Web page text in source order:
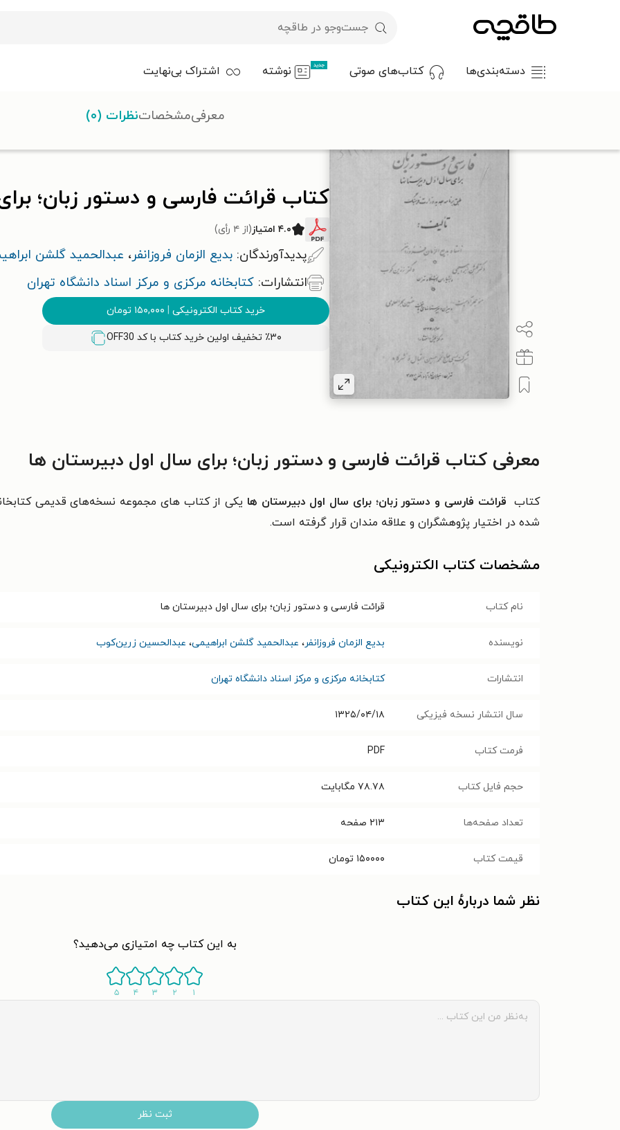
دسته‌بندی‌ها کتاب‌های صوتی جدید نوشته اشتراک بی‌نهایت
کتاب قرائت فارسی و دستور زبان؛
۴.۰ امتیاز (از ۴ رأی)
پدیدآورندگان: بدیع الزمان فروزانفر، عبدالحمید گلشن
انتشارات: کتابخانه مرکزی و مرکز اسناد دانشگاه تهران
خرید کتاب الکترونیکی | ۱۵۰,۰۰۰ تومان
٪۳۰ تخفیف اولین خرید کتاب با کد OFF30
معرفیمشخصاتنظرات (۰)
معرفی کتاب قرائت فارسی و دستور زبان؛ برای سال اول دبیرستان ها
کتاب قرائت فارسی و دستور زبان؛ برای سال اول دبیرستان ها یکی از کتاب های مجموعه نسخه‌های قدیمی
شده در اختیار پژوهشگران و علاقه مندان قرار گرفته است.
مشخصات کتاب الکترونیکی
نام کتاب قرائت فارسی و دستور زبان؛ برای سال اول دبیرستان ها
نویسنده بدیع الزمان فروزانفر، عبدالحمید گلشن ابراهیمی، عبدالحسین زرین‌کوب
انتشارات کتابخانه مرکزی و مرکز اسناد دانشگاه تهران
سال انتشار نسخه فیزیکی ۱۳۲۵/۰۴/۱۸
فرمت کتاب PDF
حجم فایل کتاب ۷۸.۷۸ مگابایت
تعداد صفحه‌ها ۲۱۳ صفحه
قیمت کتاب ۱۵۰۰۰۰ تومان
نظر شما دربارهٔ این کتاب
به این کتاب چه امتیازی می‌دهید؟
۱ ۲ ۳ ۴ ۵
ثبت نظر